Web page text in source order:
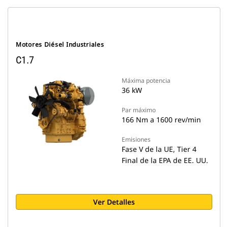
Motores Diésel Industriales
C1.7
Máxima potencia
36 kW
Par máximo
166 Nm a 1600 rev/min
Emisiones
Fase V de la UE, Tier 4
Final de la EPA de EE. UU.
Ver Detalles